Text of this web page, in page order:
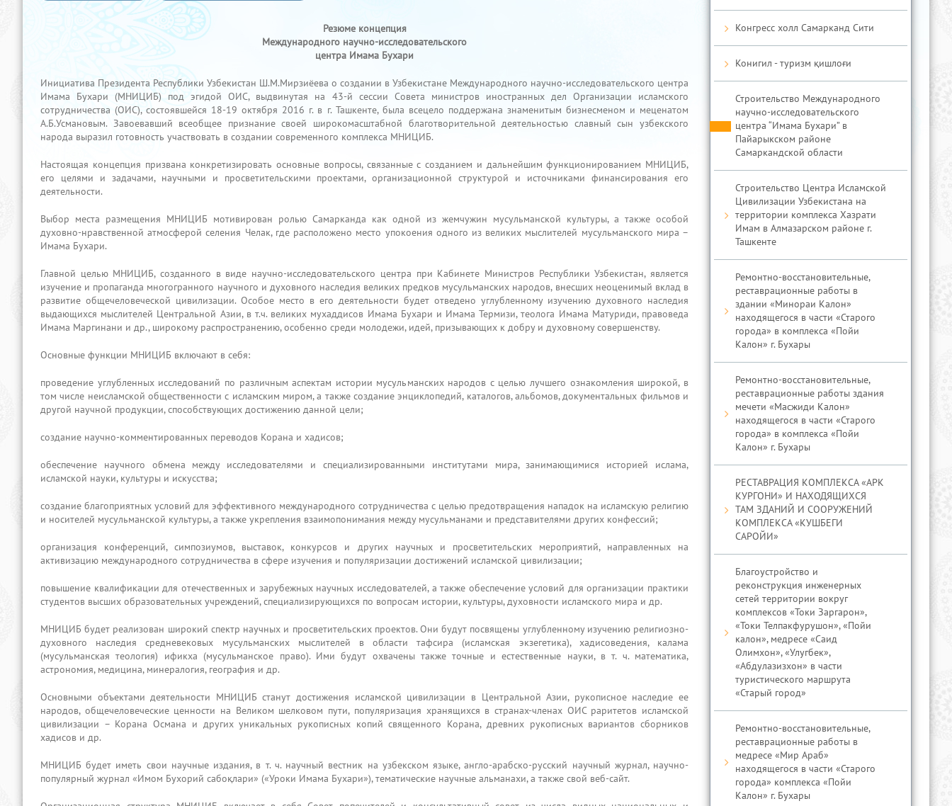
Резюме концепция
Международного научно-исследовательского
центра Имама Бухари
Инициатива Президента Республики Узбекистан Ш.М.Мирзиёева о создании в Узбекистане Международного научно-исследовательского центра
Имама Бухари (МНИЦИБ) под эгидой ОИС, выдвинутая на 43-й сессии Совета министров иностранных дел Организации исламского
сотрудничества (ОИС), состоявшейся 18-19 октября 2016 г. в г. Ташкенте, была всецело поддержана знаменитым бизнесменом и меценатом
А.Б.Усмановым. Завоевавший всеобщее признание своей широкомасштабной благотворительной деятельностью славный сын узбекского
народа выразил готовность участвовать в создании современного комплекса МНИЦИБ.
Настоящая концепция призвана конкретизировать основные вопросы, связанные с созданием и дальнейшим функционированием МНИЦИБ,
его целями и задачами, научными и просветительскими проектами, организационной структурой и источниками финансирования его
деятельности.
Выбор места размещения МНИЦИБ мотивирован ролью Самарканда как одной из жемчужин мусульманской культуры, а также особой
духовно-нравственной атмосферой селения Челак, где расположено место упокоения одного из великих мыслителей мусульманского мира –
Имама Бухари.
Главной целью МНИЦИБ, созданного в виде научно-исследовательского центра при Кабинете Министров Республики Узбекистан, является
изучение и пропаганда многогранного научного и духовного наследия великих предков мусульманских народов, внесших неоценимый вклад в
развитие общечеловеческой цивилизации. Особое место в его деятельности будет отведено углубленному изучению духовного наследия
выдающихся мыслителей Центральной Азии, в т.ч. великих мухаддисов Имама Бухари и Имама Термизи, теолога Имама Матуриди, правоведа
Имама Маргинани и др., широкому распространению, особенно среди молодежи, идей, призывающих к добру и духовному совершенству.
Основные функции МНИЦИБ включают в себя:
проведение углубленных исследований по различным аспектам истории мусульманских народов с целью лучшего ознакомления широкой, в
том числе неисламской общественности с исламским миром, а также создание энциклопедий, каталогов, альбомов, документальных фильмов и
другой научной продукции, способствующих достижению данной цели;
создание научно-комментированных переводов Корана и хадисов;
обеспечение научного обмена между исследователями и специализированными институтами мира, занимающимися историей ислама,
исламской науки, культуры и искусства;
создание благоприятных условий для эффективного международного сотрудничества с целью предотвращения нападок на исламскую религию
и носителей мусульманской культуры, а также укрепления взаимопонимания между мусульманами и представителями других конфессий;
организация конференций, симпозиумов, выставок, конкурсов и других научных и просветительских мероприятий, направленных на
активизацию международного сотрудничества в сфере изучения и популяризации достижений исламской цивилизации;
повышение квалификации для отечественных и зарубежных научных исследователей, а также обеспечение условий для организации практики
студентов высших образовательных учреждений, специализирующихся по вопросам истории, культуры, духовности исламского мира и др.
МНИЦИБ будет реализован широкий спектр научных и просветительских проектов. Они будут посвящены углубленному изучению религиозно-
духовного наследия средневековых мусульманских мыслителей в области тафсира (исламская экзегетика), хадисоведения, калама
(мусульманская теология) ификха (мусульманское право). Ими будут охвачены также точные и естественные науки, в т. ч. математика,
астрономия, медицина, минералогия, география и др.
Основными объектами деятельности МНИЦИБ станут достижения исламской цивилизации в Центральной Азии, рукописное наследие ее
народов, общечеловеческие ценности на Великом шелковом пути, популяризация хранящихся в странах-членах ОИС раритетов исламской
цивилизации – Корана Османа и других уникальных рукописных копий священного Корана, древних рукописных вариантов сборников
хадисов и др.
МНИЦИБ будет иметь свои научные издания, в т. ч. научный вестник на узбекском языке, англо-арабско-русский научный журнал, научно-
популярный журнал «Имом Бухорий сабоқлари» («Уроки Имама Бухари»), тематические научные альманахи, а также свой веб-сайт.
Конгресс холл Самарканд Сити
Конигил - туризм қишлоғи
Строительство Международного
научно-исследовательского
центра “Имама Бухари” в
Пайарыкском районе
Самаркандской области
Строительство Центра Исламской
Цивилизации Узбекистана на
территории комплекса Хазрати
Имам в Алмазарском районе г.
Ташкенте
Ремонтно-восстановительные,
реставрационные работы в
здании «Минораи Калон»
находящегося в части «Старого
города» в комплекса «Пойи
Калон» г. Бухары
Ремонтно-восстановительные,
реставрационные работы здания
мечети «Масжиди Калон»
находящегося в части «Старого
города» в комплекса «Пойи
Калон» г. Бухары
РЕСТАВРАЦИЯ КОМПЛЕКСА «АРК
КУРГОНИ» И НАХОДЯЩИХСЯ
ТАМ ЗДАНИЙ И СООРУЖЕНИЙ
КОМПЛЕКСА «КУШБЕГИ
САРОЙИ»
Благоустройство и
реконструкция инженерных
сетей территории вокруг
комплексов «Токи Заргарон»,
«Токи Телпакфурушон», «Пойи
калон», медресе «Саид
Олимхон», «Улугбек»,
«Абдулазизхон» в части
туристического маршрута
«Старый город»
Ремонтно-восстановительные,
реставрационные работы в
медресе «Мир Араб»
находящегося в части «Старого
города» комплекса «Пойи
Калон» г. Бухары